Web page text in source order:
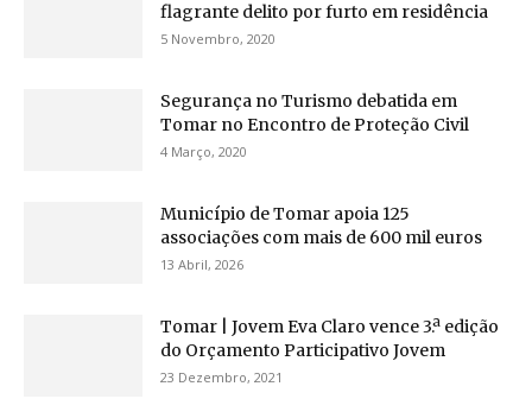
flagrante delito por furto em residência
5 Novembro, 2020
Segurança no Turismo debatida em
Tomar no Encontro de Proteção Civil
4 Março, 2020
Município de Tomar apoia 125
associações com mais de 600 mil euros
13 Abril, 2026
Tomar | Jovem Eva Claro vence 3.ª edição
do Orçamento Participativo Jovem
23 Dezembro, 2021